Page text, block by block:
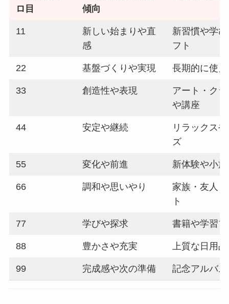
ロ目
傾向
11
新しい始まりや直
感
新習慣や学
フト
22 基盤づくりや実現 長期的に使
33 創造性や表現
アート・ク
や講座
44 安定や継続
リラックス
ズ
55 変化や前進 新体験や小
66 調和や思いやり
家族・友人
ト
77 学びや探求 書籍や学習
88 豊かさや充実 上質な日用
99 完成感や次の準備 記念アルバ